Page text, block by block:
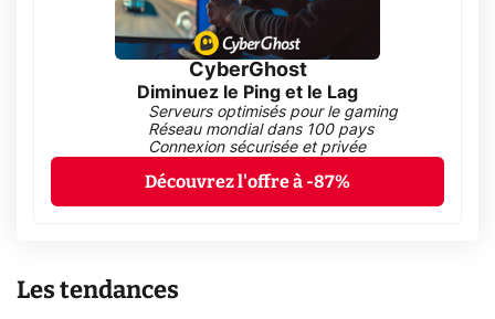
CyberGhost
Diminuez le Ping et le Lag
Serveurs optimisés pour le gaming
Réseau mondial dans 100 pays
Connexion sécurisée et privée
Découvrez l'offre à -87%
Les tendances